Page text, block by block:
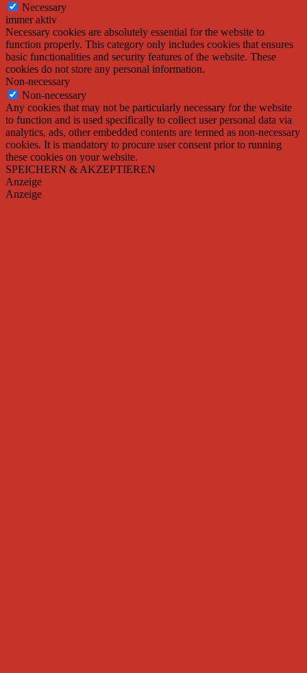
Necessary
immer aktiv
Necessary cookies are absolutely essential for the website to
function properly. This category only includes cookies that ensures
basic functionalities and security features of the website. These
cookies do not store any personal information.
Non-necessary
Non-necessary
Any cookies that may not be particularly necessary for the website
to function and is used specifically to collect user personal data via
analytics, ads, other embedded contents are termed as non-necessary
cookies. It is mandatory to procure user consent prior to running
these cookies on your website.
SPEICHERN & AKZEPTIEREN
Anzeige
Anzeige